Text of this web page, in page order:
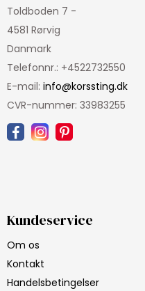
Toldboden 7 -
4581 Rørvig
Danmark
Telefonnr.: +4522732550
E-mail: info@korssting.dk
CVR-nummer: 33983255
Kundeservice
Om os
Kontakt
Handelsbetingelser